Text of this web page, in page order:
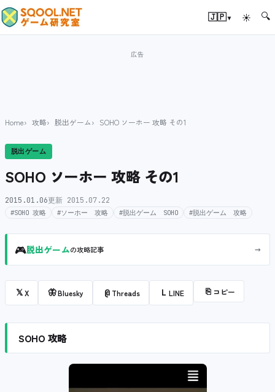
🇯🇵▾ ☀ 🔍
Home 攻略 脱出ゲーム SOHO ソーホー 攻略 その1
脱出ゲーム
SOHO ソーホー 攻略 その1
2015.01.06更新 2015.07.22
#SOHO 攻略 #ソーホー 攻略 #脱出ゲーム SOHO #脱出ゲーム 攻略
🎮脱出ゲームの攻略記事 →
𝕏X 🦋Bluesky @ Threads L LINE ⎘ コピー
SOHO 攻略